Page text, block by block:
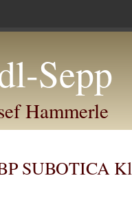
Sepp
Hammerle
SUBOTICA